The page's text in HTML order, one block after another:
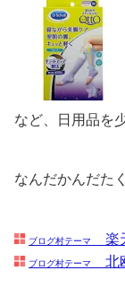
など、日用品を
なんだかんだた
ブログ村テーマ 楽
ブログ村テーマ 北